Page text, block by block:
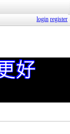
login register